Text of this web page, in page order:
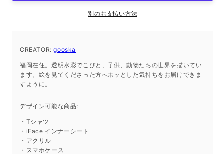
の
量
を
減
ら
す
の
量
増
や
別のお支払い方法
CREATOR:gooska
福岡在住。透明水彩でこびと、子供、動物たちの世界を描いてい
ます。絵を見てくださった方へホッとした気持ちをお届けできま
すように。
デザイン可能な商品:
・Tシャツ
・iFace インナーシート
・アクリル
・スマホケース